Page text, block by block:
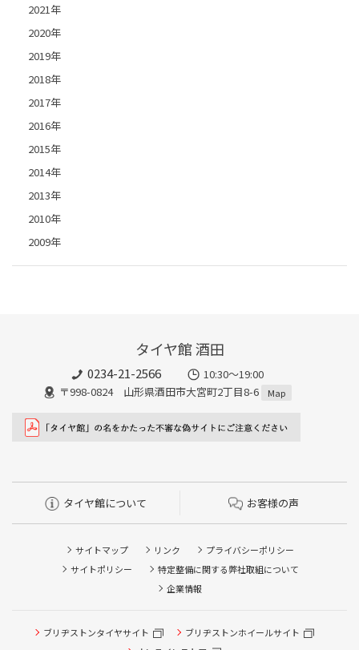
2021年
2020年
2019年
2018年
2017年
2016年
2015年
2014年
2013年
2010年
2009年
タイヤ館 酒田
0234-21-2566
10:30～19:00
〒998-0824 山形県酒田市大宮町2丁目8-6
Map
タイヤ館について お客様の声
サイトマップ リンク
プライバシーポリシー
サイトポリシー
特定整備に関する弊社取組について
企業情報
ブリヂストンタイヤサイト
ブリヂストンホイールサイト
タイヤ点検・安全点検/タイヤ履き替え/オイル交換/その他